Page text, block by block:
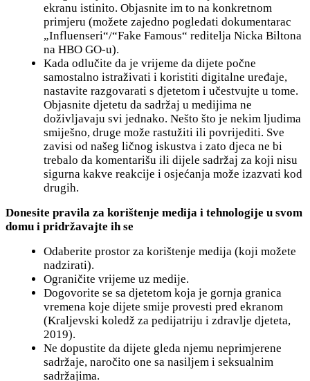
ekranu istinito. Objasnite im to na konkretnom
primjeru (možete zajedno pogledati dokumentarac
„Influenseri“/“Fake Famous“ reditelja Nicka Biltona
na HBO GO-u).
Kada odlučite da je vrijeme da dijete počne
samostalno istraživati i koristiti digitalne uređaje,
nastavite razgovarati s djetetom i učestvujte u tome.
Objasnite djetetu da sadržaj u medijima ne
doživljavaju svi jednako. Nešto što je nekim ljudima
smiješno, druge može rastužiti ili povrijediti. Sve
zavisi od našeg ličnog iskustva i zato djeca ne bi
trebalo da komentarišu ili dijele sadržaj za koji nisu
sigurna kakve reakcije i osjećanja može izazvati kod
drugih.
Donesite pravila za korištenje medija i tehnologije u svom
domu i pridržavajte ih se
Odaberite prostor za korištenje medija (koji možete
nadzirati).
Ograničite vrijeme uz medije.
Dogovorite se sa djetetom koja je gornja granica
vremena koje dijete smije provesti pred ekranom
(Kraljevski koledž za pedijatriju i zdravlje djeteta,
2019).
Ne dopustite da dijete gleda njemu neprimjerene
sadržaje, naročito one sa nasiljem i seksualnim
sadržajima.